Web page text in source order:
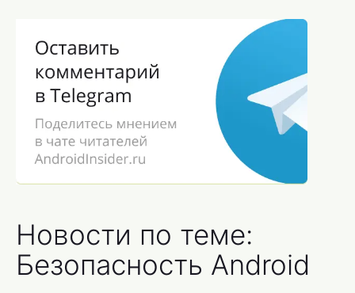
Новости по теме:
Безопасность Android